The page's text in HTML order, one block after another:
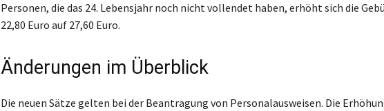
Personen, die das 24. Lebensjahr noch nicht vollendet haben, erhöht sich die
22,80 Euro auf 27,60 Euro.
Änderungen im Überblick
Die neuen Sätze gelten bei der Beantragung von Personalausweisen. Die